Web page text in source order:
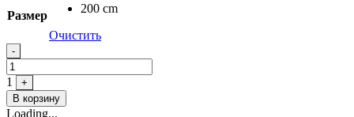
Размер
200 cm
Очистить
Quantity
-
1
+
В корзину
Loading...